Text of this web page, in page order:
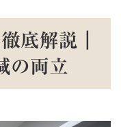
底解説｜
の両立